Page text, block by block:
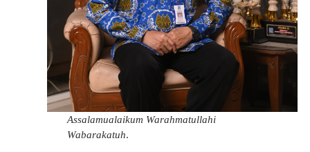
Assalamualaikum Warahmatullahi
Wabarakatuh.